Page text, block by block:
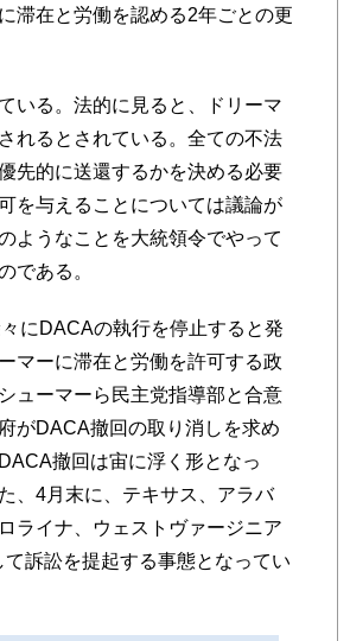
滞在と労働を認める2年ごとの更
いる。法的に見ると、ドリーマ
れるとされている。全ての不法
先的に送還するかを決める必要
を与えることについては議論が
ようなことを大統領令でやって
である。
にDACAの執行を停止すると発
マーに滞在と労働を許可する政
ューマーら民主党指導部と合意
がDACA撤回の取り消しを求め
撤回は宙に浮く形となっ
、4月末に、テキサス、アラバ
ライナ、ウェストヴァージニア
訴訟を提起する事態となってい